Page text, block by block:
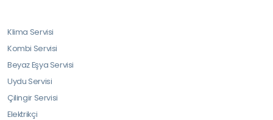
Klima Servisi
Kombi Servisi
Beyaz Eşya Servisi
Uydu Servisi
Çilingir Servisi
Elektrikçi